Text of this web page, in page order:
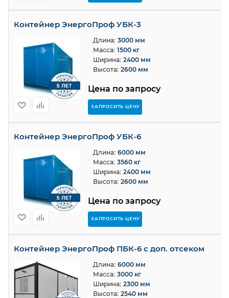
Контейнер ЭнергоПроф УБК-3
Цена по запросу
ЗАПРОСИТЬ ЦЕНУ
Длина: 3000 мм
Масса: 1500 кг
Ширина: 2400 мм
Высота: 2600 мм
Контейнер ЭнергоПроф УБК-6
Цена по запросу
ЗАПРОСИТЬ ЦЕНУ
Длина: 6000 мм
Масса: 3560 кг
Ширина: 2400 мм
Высота: 2600 мм
Контейнер ЭнергоПроф ПБК-6 с доп. отсеком
Длина: 6000 мм
Масса: 3000 кг
Ширина: 2300 мм
Высота: 2540 мм